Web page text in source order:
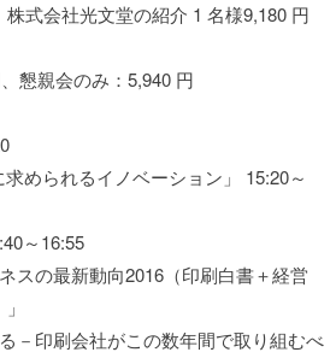
式会社光文堂の紹介 1 名様9,180 円
懇親会のみ：5,940 円
められるイノベーション」 15:20～
～16:55
最新動向2016（印刷白書＋経営
刷会社がこの数年間で取り組むべ